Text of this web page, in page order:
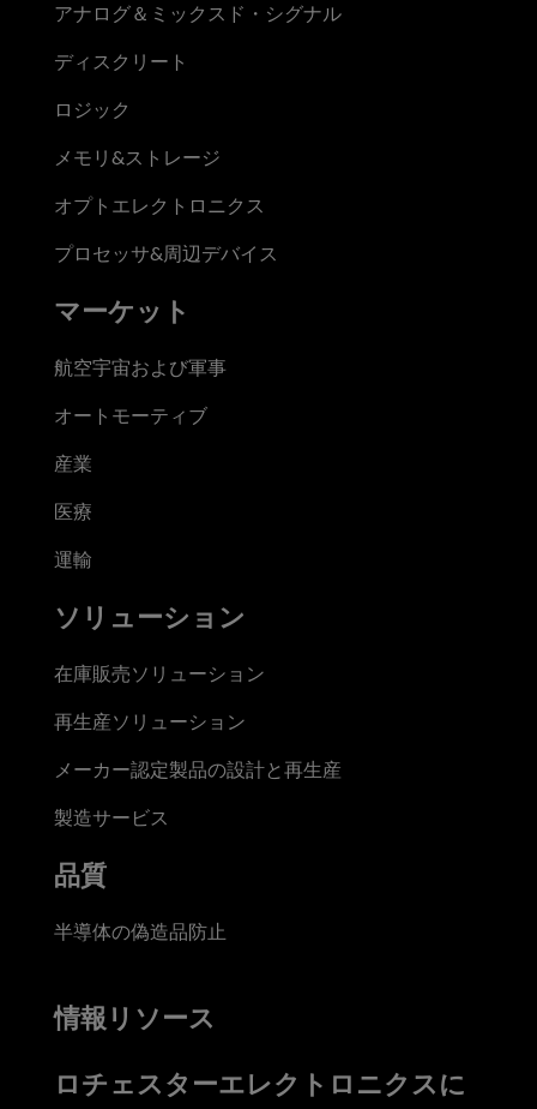
アナログ＆ミックスド・シグナル
ディスクリート
ロジック
メモリ&ストレージ
オプトエレクトロニクス
プロセッサ&周辺デバイス
マーケット
航空宇宙および軍事
オートモーティブ
産業
医療
運輸
ソリューション
在庫販売ソリューション
再生産ソリューション
メーカー認定製品の設計と再生産
製造サービス
品質
半導体の偽造品防止
情報リソース
ロチェスターエレクトロニクスに